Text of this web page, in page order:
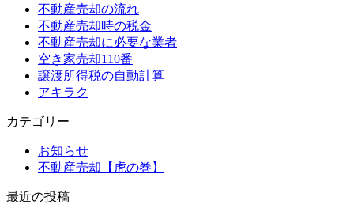
不動産売却の流れ
不動産売却時の税金
不動産売却に必要な業者
空き家売却110番
譲渡所得税の自動計算
アキラク
カテゴリー
お知らせ
不動産売却【虎の巻】
最近の投稿